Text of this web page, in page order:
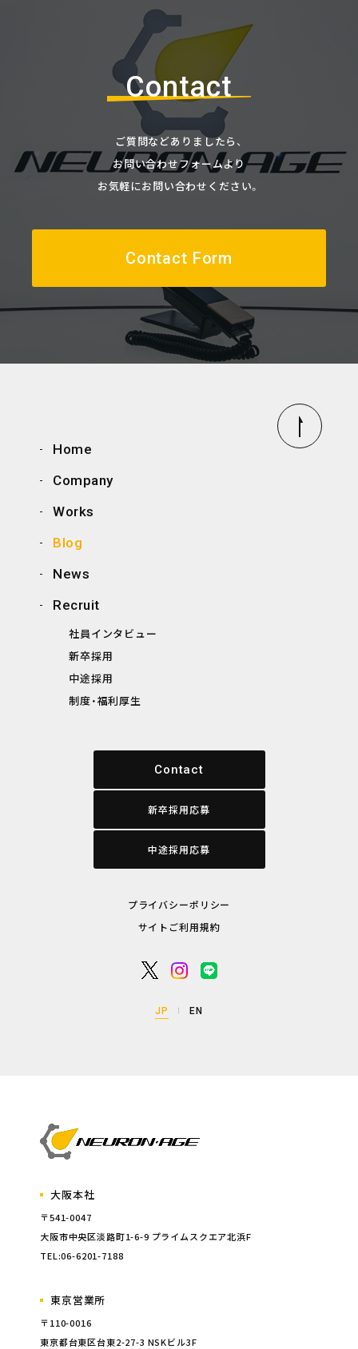
Contact
ご質問などありましたら、
お問い合わせフォームより
お気軽にお問い合わせください。
Contact Form
Home
Company
Works
Blog
News
Recruit
社員インタビュー
新卒採用
中途採用
制度・福利厚生
Contact
新卒採用応募
中途採用応募
プライバシーポリシー
サイトご利用規約
JP EN
大阪本社
〒541-0047
大阪市中央区淡路町1-6-9 プライムスクエア北浜F
TEL:06-6201-7188
東京営業所
〒110-0016
東京都台東区台東2-27-3 NSKビル3F